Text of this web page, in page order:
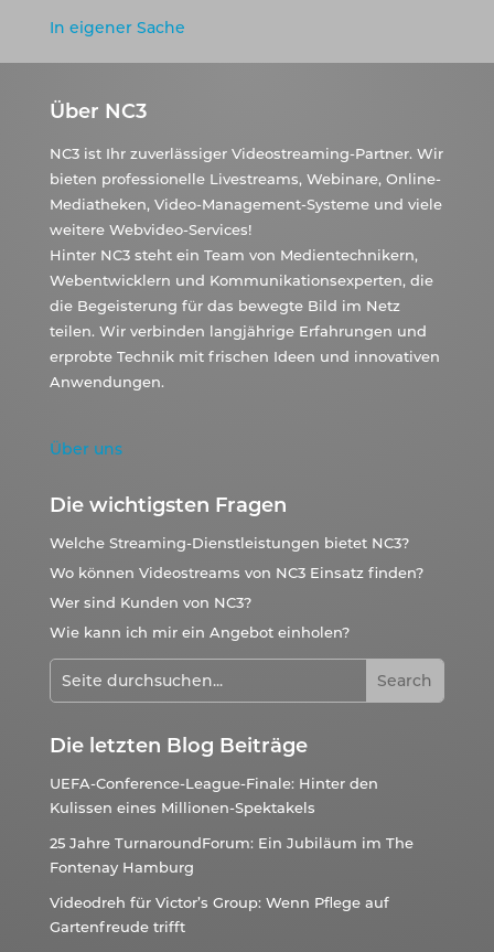
In eigener Sache
Über NC3
NC3 ist Ihr zuverlässiger Videostreaming-Partner. Wir
bieten professionelle Livestreams, Webinare, Online-
Mediatheken, Video-Management-Systeme und viele
weitere Webvideo-Services!
Hinter NC3 steht ein Team von Medientechnikern,
Webentwicklern und Kommunikationsexperten, die
die Begeisterung für das bewegte Bild im Netz
teilen. Wir verbinden langjährige Erfahrungen und
erprobte Technik mit frischen Ideen und innovativen
Anwendungen.
Über uns
Die wichtigsten Fragen
Welche Streaming-Dienstleistungen bietet NC3?
Wo können Videostreams von NC3 Einsatz finden?
Wer sind Kunden von NC3?
Wie kann ich mir ein Angebot einholen?
Die letzten Blog Beiträge
UEFA-Conference-League-Finale: Hinter den
Kulissen eines Millionen-Spektakels
25 Jahre TurnaroundForum: Ein Jubiläum im The
Fontenay Hamburg
Videodreh für Victor’s Group: Wenn Pflege auf
Gartenfreude trifft